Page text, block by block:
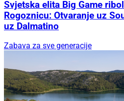
Svjetska elita Big Game
Rogoznicu: Otvaranje uz
uz Dalmatino
Zabava za sve generacije